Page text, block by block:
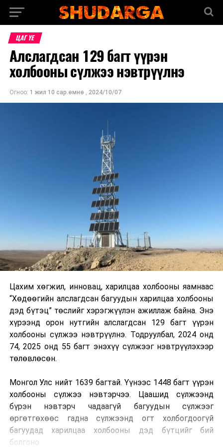
ЦАГ ҮЕ
Алслагдсан 129 багт үүрэн
холбооны сүлжээ нэвтрүүлнэ
Огноо: 1 жил 10 сар.өмнө , 2024/10/07
Цахим хөгжил, инновац, харилцаа холбооны яамнаас
“Хөдөөгийн алслагдсан багуудын харилцаа холбооны
дэд бүтэц” төслийг хэрэгжүүлэн ажиллаж байна. Энэ
хүрээнд орон нутгийн алслагдсан 129 багт үүрэн
холбооны сүлжээ нэвтрүүлнэ. Тодруулбал, 2024 онд
74, 2025 онд 55 багт энэхүү сүлжээг нэвтрүүлэхээр
төлөвлөсөн.
Монгол Улс нийт 1639 багтай. Үүнээс 1448 багт үүрэн
холбооны сүлжээ нэвтэрчээ. Цаашид сүлжээнд
бүрэн нэвтэрч чадаагүй багуудын сүлжээг
өргөтгөхөөс гадна сүлжээнд огт холбогдоогүй
багуудад харилцаа холбооны дэд бүтцийг бий
болгоно.